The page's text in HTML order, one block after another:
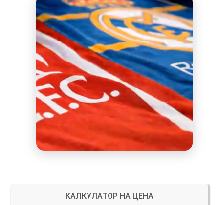
КАЛКУЛАТОР НА ЦЕНА